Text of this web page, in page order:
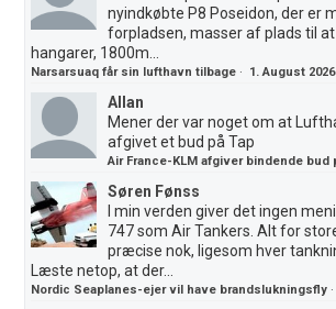
nyindkøbte P8 Poseidon, der er
forpladsen, masser af plads til
hangarer, 1800m...
Narsarsuaq får sin lufthavn tilbage · 1. August 2026
Allan
Mener der var noget om at
afgivet et bud på Tap
Air France-KLM afgiver bindende bud
Søren Fønss
I min verden giver det ingen
747 som Air Tankers. Alt for
præcise nok, ligesom hver
Læste netop, at der...
Nordic Seaplanes-ejer vil have brandslukningsfly